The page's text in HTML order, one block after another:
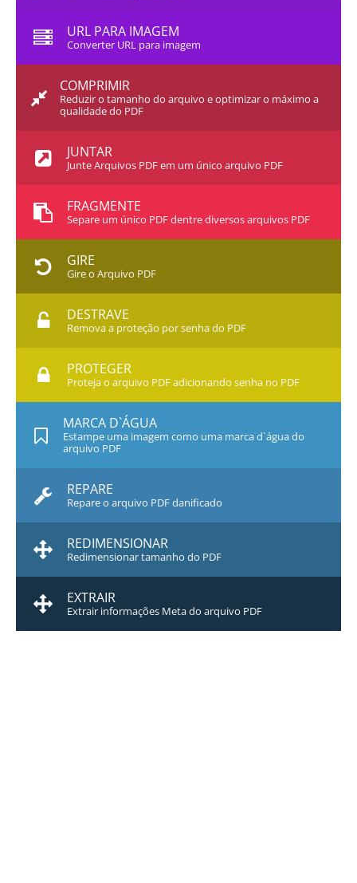
URL PARA IMAGEM
Converter URL para imagem
COMPRIMIR
Reduzir o tamanho do arquivo e optimizar o máximo a
qualidade do PDF
JUNTAR
Junte Arquivos PDF em um único arquivo PDF
FRAGMENTE
Separe um único PDF dentre diversos arquivos PDF
GIRE
Gire o Arquivo PDF
DESTRAVE
Remova a proteção por senha do PDF
PROTEGER
Proteja o arquivo PDF adicionando senha no PDF
MARCA D`ÁGUA
Estampe uma imagem como uma marca d`água do
arquivo PDF
REPARE
Repare o arquivo PDF danificado
REDIMENSIONAR
Redimensionar tamanho do PDF
EXTRAIR
Extrair informações Meta do arquivo PDF